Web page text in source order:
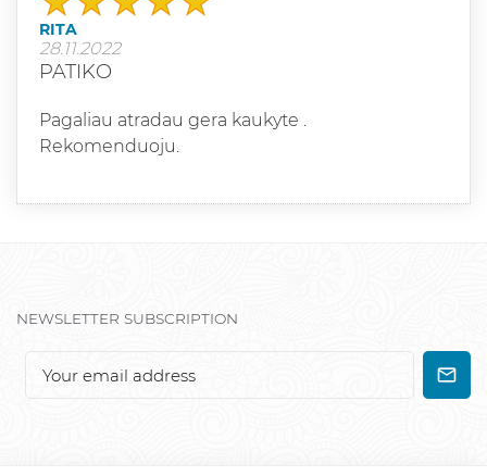
RITA
28.11.2022
PATIKO
Pagaliau atradau gera kaukyte .
Rekomenduoju.
NEWSLETTER SUBSCRIPTION